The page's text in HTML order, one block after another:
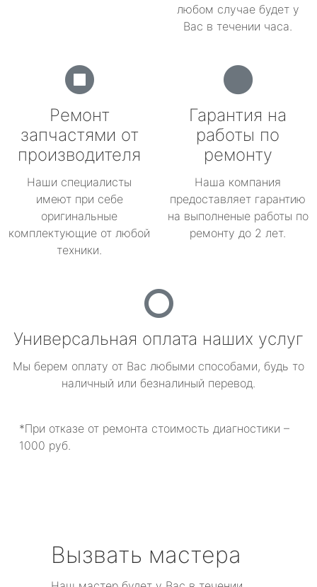
любом случае будет у
Вас в течении часа.
Ремонт
запчастями от
производителя
Наши специалисты
имеют при себе
оригинальные
комплектующие от любой
техники.
Гарантия на
работы по
ремонту
Наша компания
предоставляет гарантию
на выполненые работы по
ремонту до 2 лет.
Универсальная оплата наших услуг
Мы берем оплату от Вас любыми способами, будь то
наличный или безналиный перевод.
*При отказе от ремонта стоимость диагностики –
1000 руб.
Вызвать мастера